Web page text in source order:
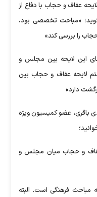
عفاف و حجاب با دفاع از
«مباحث تخصصی بود،
را بررسی کند»
این لایحه بین مجلس و
لایحه عفاف و حجاب بین
دارد»
باقری، عضو کمیسیون ویژه
عفاف و حجاب میان مجلس و
مباحث فرهنگی است. البته